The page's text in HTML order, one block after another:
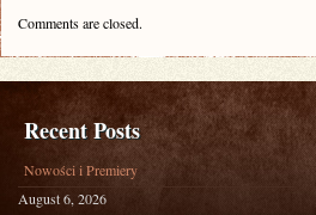
Comments are closed.
Recent Posts
Nowości i Premiery
August 6, 2026